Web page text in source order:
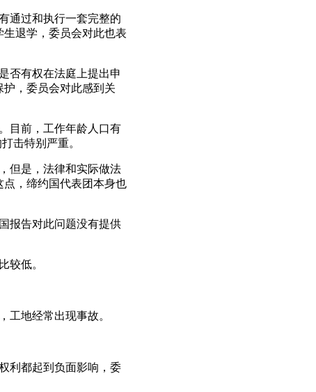
通过和执行一套完整的
退学，委员会对此也表
否有权在法庭上提出申
，委员会对此感到关
目前，工作年龄人口有
击特别严重。
但是，法律和实际做法
，缔约国代表团本身也
报告对此问题没有提供
较低。
工地经常出现事故。
利都起到负面影响，委